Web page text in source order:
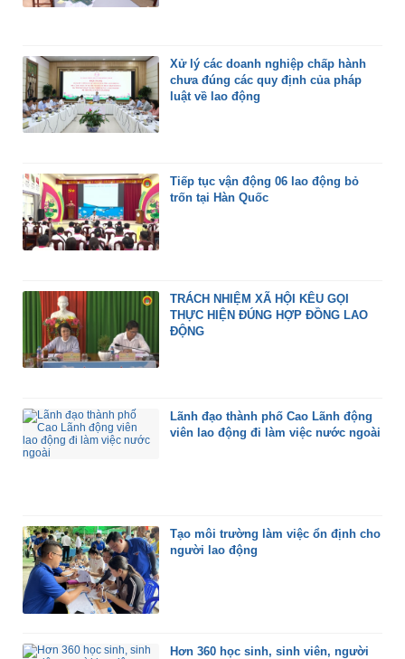
Xử lý các doanh nghiệp chấp hành
chưa đúng các quy định của pháp
luật về lao động
Tiếp tục vận động 06 lao động bỏ
trốn tại Hàn Quốc
TRÁCH NHIỆM XÃ HỘI KÊU GỌI
THỰC HIỆN ĐÚNG HỢP ĐỒNG LAO
ĐỘNG
Lãnh đạo thành phố Cao Lãnh động
viên lao động đi làm việc nước ngoài
Tạo môi trường làm việc ổn định cho
người lao động
Hơn 360 học sinh, sinh viên, người